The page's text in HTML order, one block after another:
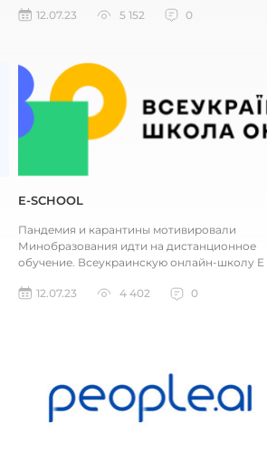
12.07.23
5 152 0
E-SCHOOL
Пандемия и карантины мотивировали
Минобразования идти на дистанционное
обучение. Всеукраинскую онлайн-школу E
12.07.23
4 402 0